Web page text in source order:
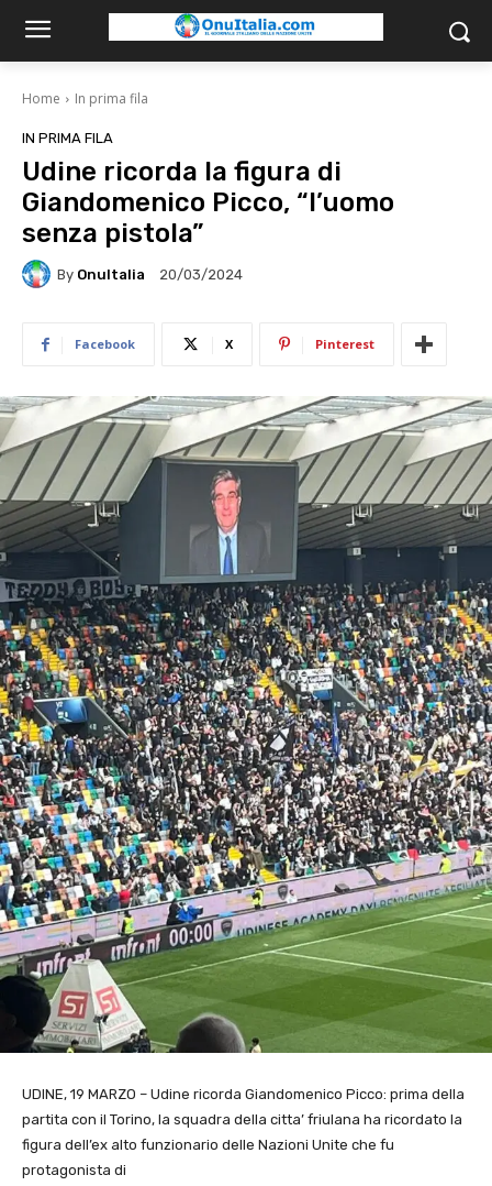
Home In prima fila
IN PRIMA FILA
Udine ricorda la figura di
Giandomenico Picco, “l’uomo
senza pistola”
By OnuItalia 20/03/2024
Facebook X Pinterest
UDINE, 19 MARZO – Udine ricorda Giandomenico Picco: prima della
partita con il Torino, la squadra della citta’ friulana ha ricordato la
figura dell’ex alto funzionario delle Nazioni Unite che fu
protagonista di